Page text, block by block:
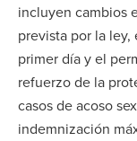
incluyen cambios
prevista por la
primer día y el
refuerzo de la
casos de acoso
indemnización